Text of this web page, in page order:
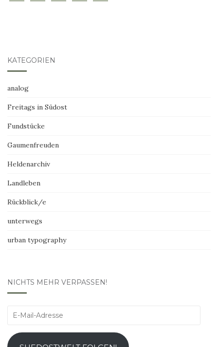
KATEGORIEN
analog
Freitags in Südost
Fundstücke
Gaumenfreuden
Heldenarchiv
Landleben
Rückblick/e
unterwegs
urban typography
NICHTS MEHR VERPASSEN!
E-
Adresse